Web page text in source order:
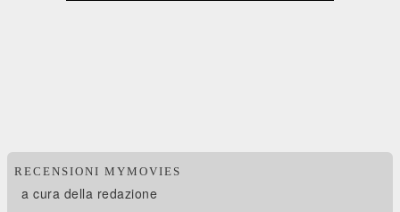
RECENSIONI MYMOVIES
a cura della redazione